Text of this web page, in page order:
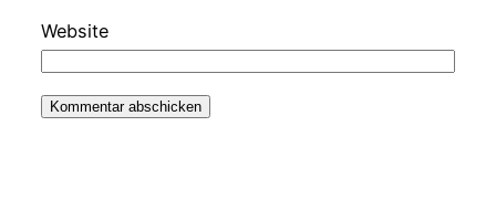
Website